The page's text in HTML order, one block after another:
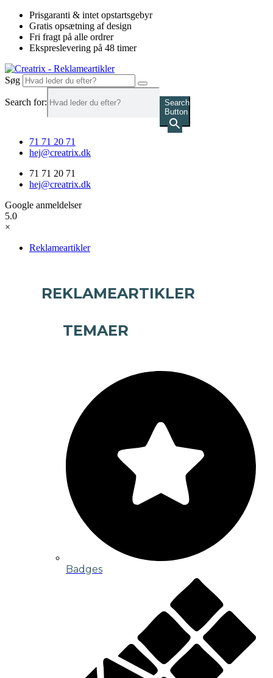
Videre
indhold
Prisgaranti & intet opstartsgebyr
Gratis opsætning af design
Fri fragt på alle ordrer
Ekspreslevering på 48 timer
Søg
Search for:
Search
Button
71 71 20 71
hej@creatrix.dk
71 71 20 71
hej@creatrix.dk
Google anmeldelser
5.0
×
Reklameartikler
REKLAMEARTIKLER
TEMAER
Badges